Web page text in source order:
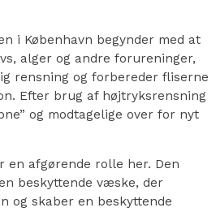
i København begynder med at
alger og andre forureninger,
rensning og forbereder fliserne
Efter brug af højtryksrensning
og modtagelige over for nyt
afgørende rolle her. Den
beskyttende væske, der
og skaber en beskyttende